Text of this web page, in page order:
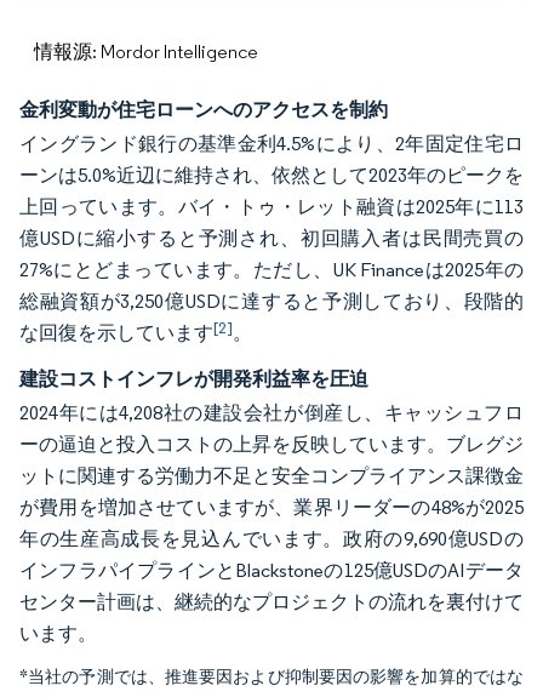
情報源: Mordor Intelligence
金利変動が住宅ローンへのアクセスを制約
イングランド銀行の基準金利4.5%により、2年固定住宅ロ
ーンは5.0%近辺に維持され、依然として2023年のピークを
上回っています。バイ・トゥ・レット融資は2025年に113
億USDに縮小すると予測され、初回購入者は民間売買の
27%にとどまっています。ただし、UK Financeは2025年の
総融資額が3,250億USDに達すると予測しており、段階的
な回復を示しています[2]。
建設コストインフレが開発利益率を圧迫
2024年には4,208社の建設会社が倒産し、キャッシュフロ
ーの逼迫と投入コストの上昇を反映しています。ブレグジ
ットに関連する労働力不足と安全コンプライアンス課徴金
が費用を増加させていますが、業界リーダーの48%が2025
年の生産高成長を見込んでいます。政府の9,690億USDの
インフラパイプラインとBlackstoneの125億USDのAIデータ
センター計画は、継続的なプロジェクトの流れを裏付けて
います。
*当社の予測では、推進要因および抑制要因の影響を加算的ではな